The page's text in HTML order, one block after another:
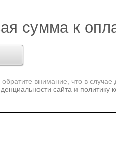
сумма к
внимание, что в
сайта и политику